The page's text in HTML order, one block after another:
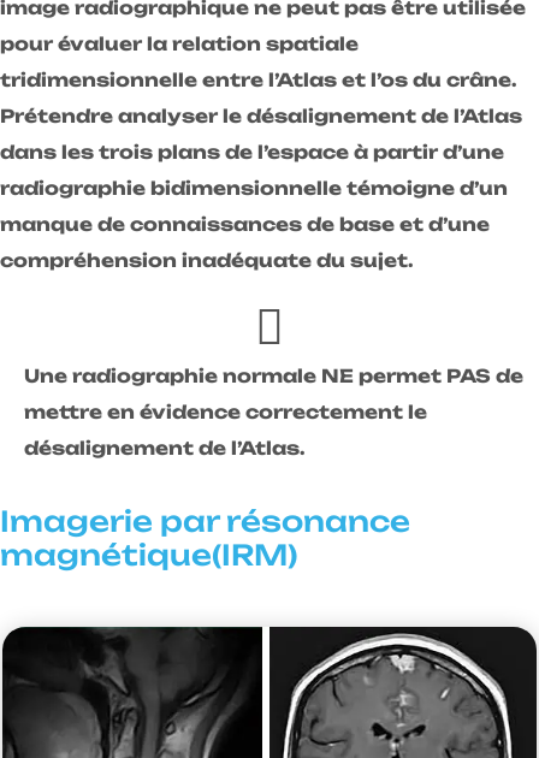
image radiographique ne peut pas être utilisée
pour évaluer la relation spatiale
tridimensionnelle entre l’Atlas et l’os du crâne.
Prétendre analyser le désalignement de l’Atlas
dans les trois plans de l’espace à partir d’une
radiographie bidimensionnelle témoigne d’un
manque de connaissances de base et d’une
compréhension inadéquate du sujet.
Une radiographie normale NE permet PAS de
mettre en évidence correctement le
désalignement de l’Atlas.
Imagerie par résonance
magnétique(IRM)